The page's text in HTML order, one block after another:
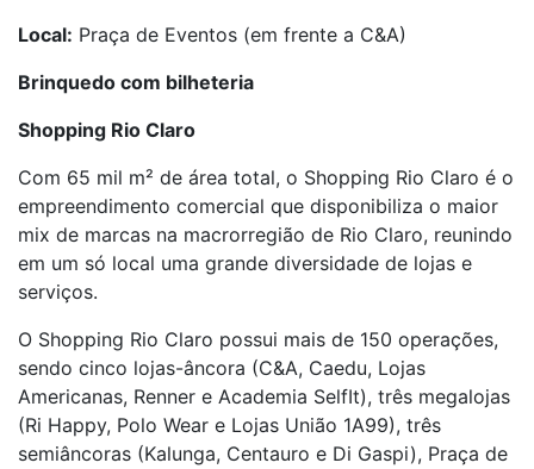
Local: Praça de Eventos (em frente a C&A)
Brinquedo com bilheteria
Shopping Rio Claro
Com 65 mil m² de área total, o Shopping Rio Claro é o
empreendimento comercial que disponibiliza o maior
mix de marcas na macrorregião de Rio Claro, reunindo
em um só local uma grande diversidade de lojas e
serviços.
O Shopping Rio Claro possui mais de 150 operações,
sendo cinco lojas-âncora (C&A, Caedu, Lojas
Americanas, Renner e Academia SelfIt), três megalojas
(Ri Happy, Polo Wear e Lojas União 1A99), três
semiâncoras (Kalunga, Centauro e Di Gaspi), Praça de